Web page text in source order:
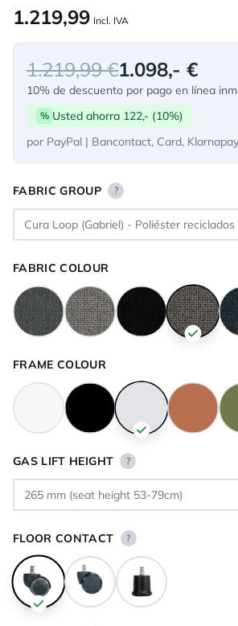
1.219,99 Incl. IVA
1.219,99 €1.098,- €
10% de descuento por pago en línea
% Usted ahorra 122,- (10%)
por PayPal | Bancontact, Card,
FABRIC GROUP ?
FABRIC COLOUR
FRAME COLOUR
GAS LIFT HEIGHT ?
FLOOR CONTACT ?